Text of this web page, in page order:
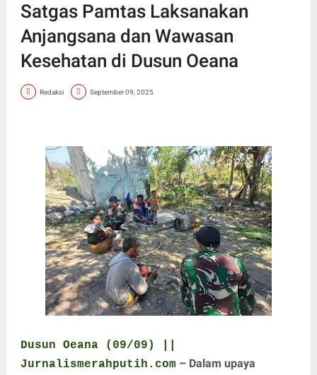
Satgas Pamtas Laksanakan
Anjangsana dan Wawasan
Kesehatan di Dusun Oeana
Redaksi September 09, 2025
Dusun Oeana (09/09) ||
Jurnalismerahputih.com – Dalam upaya